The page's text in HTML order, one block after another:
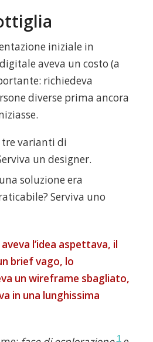
iniziale in
aveva un costo (a
richiedeva
diverse prima ancora
tre varianti di
un designer.
soluzione era
Serviva uno
l’idea aspettava, il
brief vago, lo
un wireframe sbagliato,
in una lunghissima
1